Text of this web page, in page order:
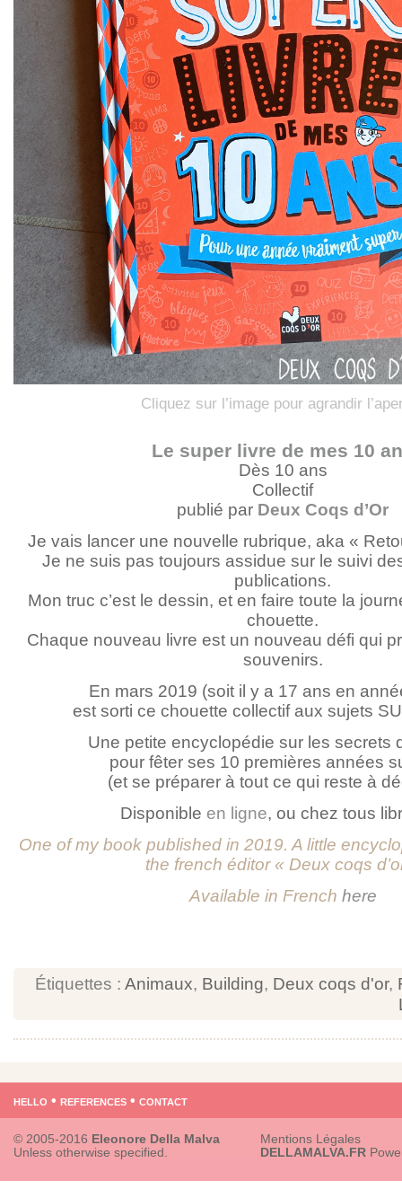
Cliquez sur l’image pour agrandir
Le super livre de mes 10
Dès 10 ans
Collectif
publié par Deux Coqs d’Or
Je vais lancer une nouvelle rubrique, aka «
Je ne suis pas toujours assidue sur le suivi
publications.
Mon truc c’est le dessin, et en faire toute la
chouette.
Chaque nouveau livre est un nouveau défi qui
souvenirs.
En mars 2019 (soit il y a 17 ans en
est sorti ce chouette collectif aux sujets
Une petite encyclopédie sur les secrets
pour fêter ses 10 premières années
(et se préparer à tout ce qui reste à
Disponible en ligne, ou chez tous
One of my book published in 2019. A little
the french éditor « Deux coqs
Available in French here
Étiquettes : Animaux, Building, Deux coqs d'or,
hello • references • contact
© 2005-2016 Eleonore Della Malva
Unless otherwise specified.
Mentions Légales
DELLAMALVA.FR